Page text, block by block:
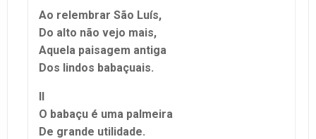
Ao relembrar São Luís,
Do alto não vejo mais,
Aquela paisagem antiga
Dos lindos babaçuais.
II
O babaçu é uma palmeira
De grande utilidade.